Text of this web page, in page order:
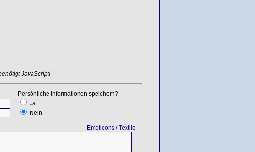
JavaScript!
Persönliche Informationen speichern?
Ja
Nein
Emoticons/Textile